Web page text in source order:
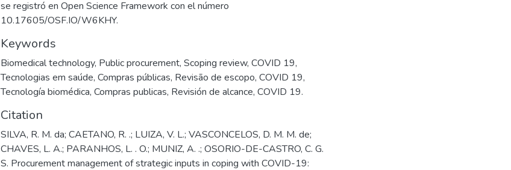
se registró en Open Science Framework con el número
10.17605/OSF.IO/W6KHY.
Keywords
Biomedical technology, Public procurement, Scoping review, COVID 19,
Tecnologias em saúde, Compras públicas, Revisão de escopo, COVID 19,
Tecnología biomédica, Compras publicas, Revisión de alcance, COVID 19.
Citation
SILVA, R. M. da; CAETANO, R. .; LUIZA, V. L.; VASCONCELOS, D. M. M. de;
CHAVES, L. A.; PARANHOS, L. . O.; MUNIZ, A. .; OSORIO-DE-CASTRO, C. G.
S. Procurement management of strategic inputs in coping with COVID-19: